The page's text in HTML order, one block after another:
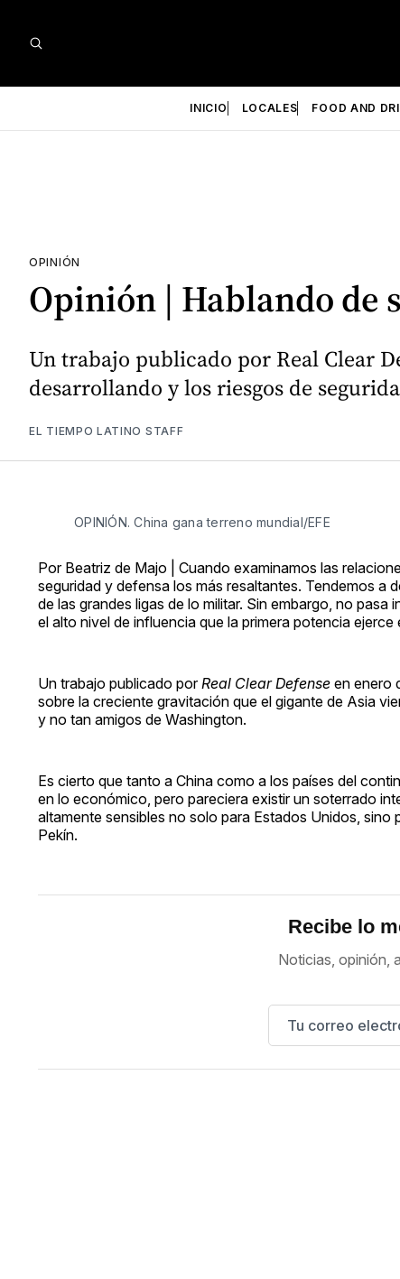
INICIO LOCALES FOOD AND
OPINIÓN
Opinión | Hablando de
Un trabajo publicado por Real Clear
desarrollando y los riesgos de
EL TIEMPO LATINO STAFF
OPINIÓN. China gana terreno mundial/EFE
Por Beatriz de Majo | Cuando examinamos las
seguridad y defensa los más resaltantes. Tendemos
de las grandes ligas de lo militar. Sin embargo, no
el alto nivel de influencia que la primera potencia
Un trabajo publicado porReal Clear Defense en enero
sobre la creciente gravitación que el gigante de Asia
y no tan amigos de Washington.
Es cierto que tanto a China como a los países del
en lo económico, pero pareciera existir un soterrado
altamente sensibles no solo para Estados Unidos,
Pekín.
Recibe lo
Noticias, opinión,